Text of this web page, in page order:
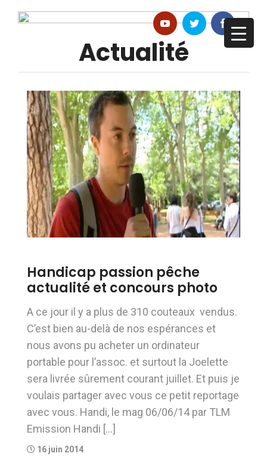
Actualité
Handicap passion pêche
actualité et concours photo
A ce jour il y a plus de 310 couteaux vendus.
C’est bien au-delà de nos espérances et
nous avons pu acheter un ordinateur
portable pour l’assoc. et surtout la Joelette
sera livrée sûrement courant juillet. Et puis je
voulais partager avec vous ce petit reportage
avec vous. Handi, le mag 06/06/14 par TLM
Emission Handi […]
16 juin 2014